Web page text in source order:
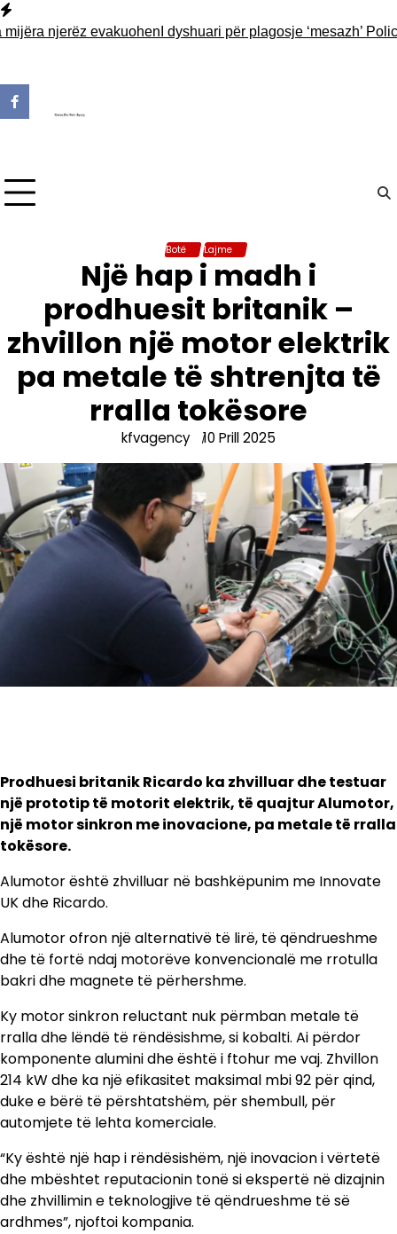
Skip
tonjerëz evakuohenI dyshuari për plagosje ‘mesazh’ Policisë
Botë Lajme
Një hap i madh i
prodhuesit britanik –
zhvillon një motor elektrik
pa metale të shtrenjta të
rralla tokësore
kfvagency 10 Prill 2025
Prodhuesi britanik Ricardo ka zhvilluar dhe testuar
një prototip të motorit elektrik, të quajtur Alumotor,
një motor sinkron me inovacione, pa metale të rralla
tokësore.
Alumotor është zhvilluar në bashkëpunim me Innovate
UK dhe Ricardo.
Alumotor ofron një alternativë të lirë, të qëndrueshme
dhe të fortë ndaj motorëve konvencionalë me rrotulla
bakri dhe magnete të përhershme.
Ky motor sinkron reluctant nuk përmban metale të
rralla dhe lëndë të rëndësishme, si kobalti. Ai përdor
komponente alumini dhe është i ftohur me vaj. Zhvillon
214 kW dhe ka një efikasitet maksimal mbi 92 për qind,
duke e bërë të përshtatshëm, për shembull, për
automjete të lehta komerciale.
“Ky është një hap i rëndësishëm, një inovacion i vërtetë
dhe mbështet reputacionin tonë si ekspertë në dizajnin
dhe zhvillimin e teknologjive të qëndrueshme të së
ardhmes”, njoftoi kompania.